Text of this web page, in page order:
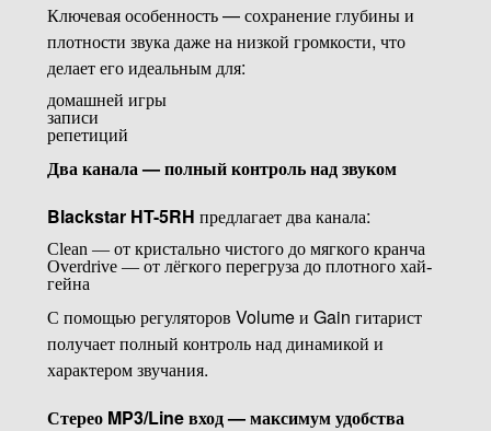
Ключевая особенность — сохранение глубины и
плотности звука даже на низкой громкости, что
делает его идеальным для:
домашней игры
записи
репетиций
Два канала — полный контроль над звуком
Blackstar HT-5RH предлагает два канала:
Clean — от кристально чистого до мягкого кранча
Overdrive — от лёгкого перегруза до плотного хай-
гейна
С помощью регуляторов Volume и Gain гитарист
получает полный контроль над динамикой и
характером звучания.
Стерео MP3/Line вход — максимум удобства